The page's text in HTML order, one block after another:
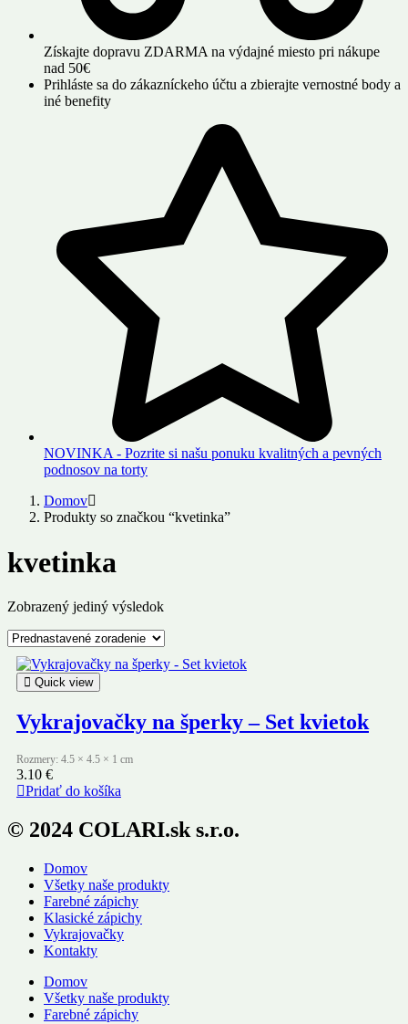
Získajte dopravu ZDARMA na výdajné miesto pri nákupe
nad 50€
Prihláste sa do zákazníckeho účtu a zbierajte vernostné body a
iné benefity
NOVINKA - Pozrite si našu ponuku kvalitných a pevných
podnosov na torty
Domov
Produkty so značkou “kvetinka”
kvetinka
Zobrazený jediný výsledok
Quick view
Vykrajovačky na šperky – Set kvietok
Rozmery: 4.5 × 4.5 × 1 cm
3.10 €
Pridať do košíka
© 2024 COLARI.sk s.r.o.
Domov
Všetky naše produkty
Farebné zápichy
Klasické zápichy
Vykrajovačky
Kontakty
Domov
Všetky naše produkty
Farebné zápichy